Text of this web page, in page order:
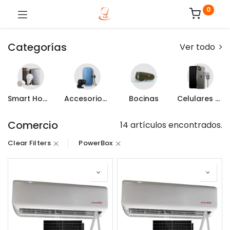
0
Categorías Ver todo
Smart Home Accesorios de Computo Bocinas Celulares y Mas
Comercio 14 artículos encontrados.
Clear Filters PowerBox